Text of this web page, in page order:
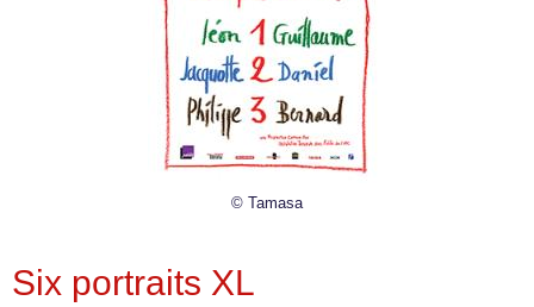
© Tamasa
Six portraits XL